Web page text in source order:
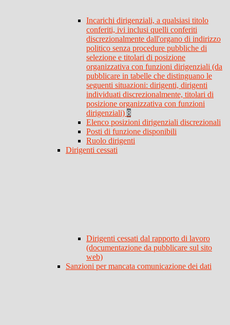
Incarichi dirigenziali, a qualsiasi titolo
conferiti, ivi inclusi quelli conferiti
discrezionalmente dall'organo di indirizzo
politico senza procedure pubbliche di
selezione e titolari di posizione
organizzativa con funzioni dirigenziali (da
pubblicare in tabelle che distinguano le
seguenti situazioni: dirigenti, dirigenti
individuati discrezionalmente, titolari di
posizione organizzativa con funzioni
dirigenziali) 8
Elenco posizioni dirigenziali discrezionali
Posti di funzione disponibili
Ruolo dirigenti
Dirigenti cessati
Dirigenti cessati dal rapporto di lavoro
(documentazione da pubblicare sul sito
web)
Sanzioni per mancata comunicazione dei dati